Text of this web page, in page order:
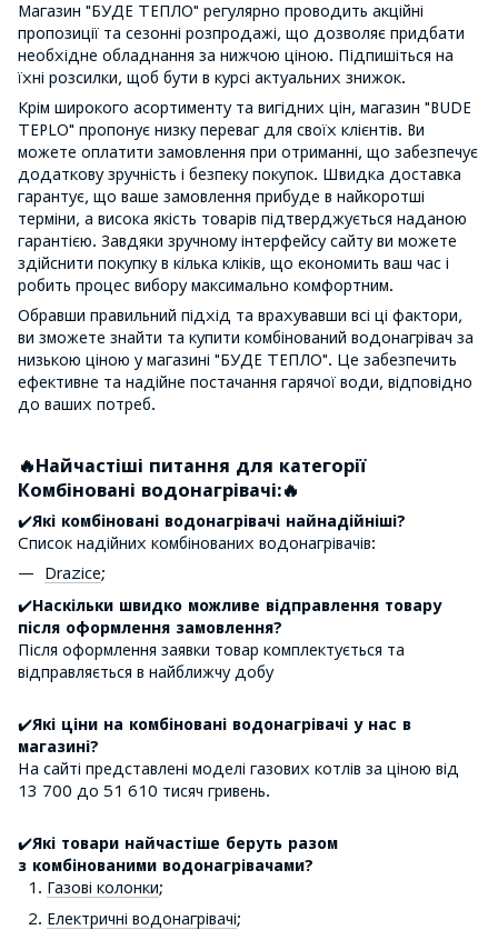
Магазин "БУДЕ ТЕПЛО" регулярно проводить акційні
пропозиції та сезонні розпродажі, що дозволяє придбати
необхідне обладнання за нижчою ціною. Підпишіться на
їхні розсилки, щоб бути в курсі актуальних знижок.
Крім широкого асортименту та вигідних цін, магазин "BUDE
TEPLO" пропонує низку переваг для своїх клієнтів. Ви
можете оплатити замовлення при отриманні, що забезпечує
додаткову зручність і безпеку покупок. Швидка доставка
гарантує, що ваше замовлення прибуде в найкоротші
терміни, а висока якість товарів підтверджується наданою
гарантією. Завдяки зручному інтерфейсу сайту ви можете
здійснити покупку в кілька кліків, що економить ваш час і
робить процес вибору максимально комфортним.
Обравши правильний підхід та врахувавши всі ці фактори,
ви зможете знайти та купити комбінований водонагрівач за
низькою ціною у магазині "БУДЕ ТЕПЛО". Це забезпечить
ефективне та надійне постачання гарячої води, відповідно
до ваших потреб.
🔥Найчастіші питання для категорії
Комбіновані водонагрівачі:🔥
✔️Які комбіновані водонагрівачі найнадійніші?
Список надійних комбінованих водонагрівачів:
Drazice;
✔️Наскільки швидко можливе відправлення товару
після оформлення замовлення?
Після оформлення заявки товар комплектується та
відправляється в найближчу добу
✔️Які ціни на комбіновані водонагрівачі у нас в
магазині?
На сайті представлені моделі газових котлів за ціною від
13 700 до 51 610 тисяч гривень.
✔️Які товари найчастіше беруть разом
з комбінованими водонагрівачами?
Газові колонки;
Електричні водонагрівачі;